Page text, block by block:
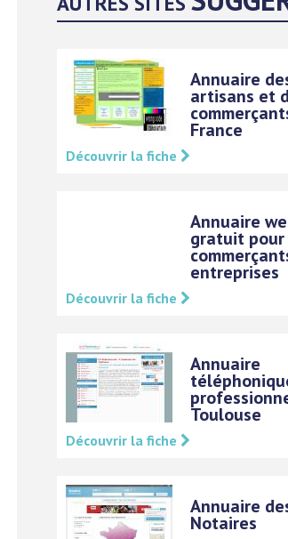
Annuaire
artisans et
France
Découvrir la fiche
Annuaire
gratuit pour
entreprises
Découvrir la fiche
Annuaire
Toulouse
Découvrir la fiche
Annuaire
Notaires